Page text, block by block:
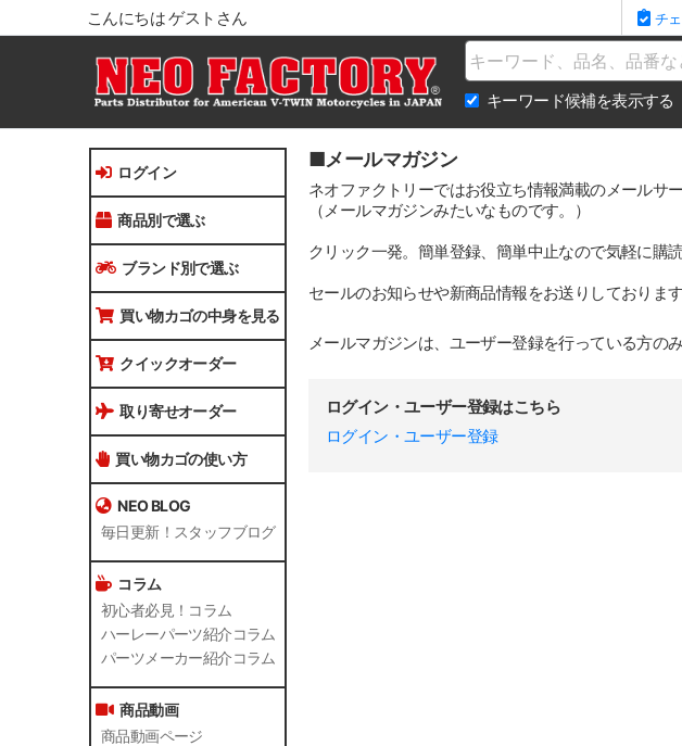
こんにちは ゲストさん チ
Name
キーワード候補を表示する
ログイン
商品別で選ぶ
ブランド別で選ぶ
買い物カゴの中身を見る
クイックオーダー
取り寄せオーダー
買い物カゴの使い方
NEO BLOG
毎日更新！スタッフブログ
コラム
初心者必見！コラム
ハーレーパーツ紹介コラム
パーツメーカー紹介コラム
商品動画
商品動画ページ
■メールマガジン
ネオファクトリーではお役立ち情報満載のメールサ
（メールマガジンみたいなものです。）
クリック一発。簡単登録、簡単中止なので気軽に購読
セールのお知らせや新商品情報をお送りしておりま
メールマガジンは、ユーザー登録を行っている方の
ログイン・ユーザー登録はこちら
ログイン・ユーザー登録